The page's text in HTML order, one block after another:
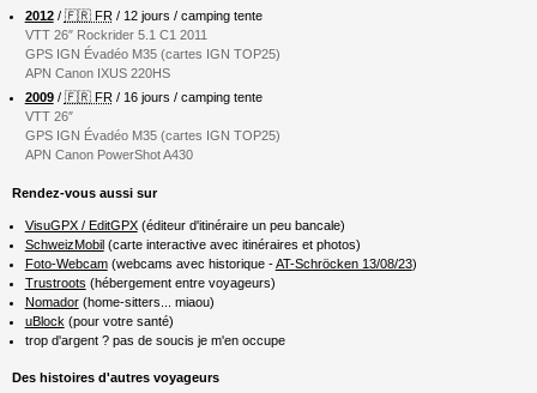
2012/ 🇫🇷 FR / 12 jours / camping tente
VTT 26″ Rockrider 5.1 C1 2011
GPS IGN Évadéo M35 (cartes IGN TOP25)
APN Canon IXUS 220HS
2009/ 🇫🇷 FR/ 16 jours / camping tente
VTT 26″
GPS IGN Évadéo M35 (cartes IGN TOP25)
APN Canon PowerShot A430
Rendez-vous aussi sur
VisuGPX / EditGPX(éditeur d'itinéraire un peu bancale)
SchweizMobil(carte interactive avec itinéraires et photos)
Foto-Webcam(webcams avec historique -AT-Schröcken 13/08/23)
Trustroots (hébergement entre voyageurs)
Nomador(home-sitters... miaou)
uBlock (pour votre santé)
trop d'argent ? pas de soucis je m'en occupe
Des histoires d'autres voyageurs